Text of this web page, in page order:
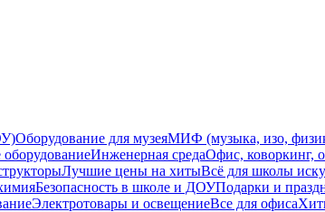
Оборудование для музеяМИФ (музыка, изо,
Инженерная средаОфис, коворкинг,
Лучшие цены на хитыВсё для школы
Безопасность в школе и ДОУПодарки и
Электротовары и освещениеВсе для офиса